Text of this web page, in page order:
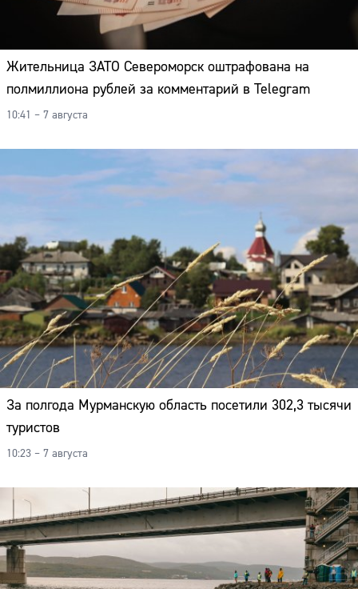
Жительница ЗАТО Североморск оштрафована на
полмиллиона рублей за комментарий в Telegram
10:41 – 7 августа
За полгода Мурманскую область посетили 302,3 тысячи
туристов
10:23 – 7 августа
Сайт: